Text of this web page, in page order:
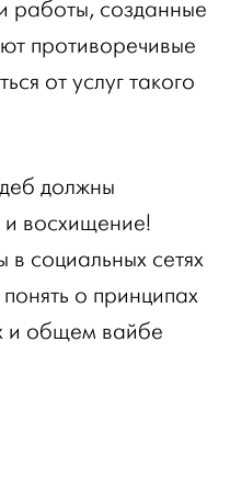
работы, созданные
противоречивые
от услуг такого
должны
и восхищение!
в социальных сетях
о принципах
и общем вайбе